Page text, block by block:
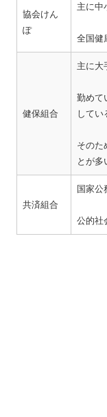
協会けん
ぽ
主に中
全国健
健保組合
主に大
勤めて
してい
そのた
とが多
共済組合
国家公
公的社